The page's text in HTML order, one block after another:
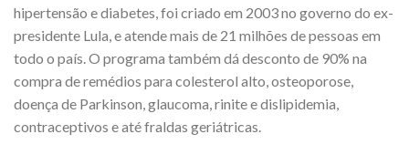
hipertensão e diabetes, foi criado em 2003 no governo do ex-
presidente Lula, e atende mais de 21 milhões de pessoas em
todo o país. O programa também dá desconto de 90% na
compra de remédios para colesterol alto, osteoporose,
doença de Parkinson, glaucoma, rinite e dislipidemia,
contraceptivos e até fraldas geriátricas.